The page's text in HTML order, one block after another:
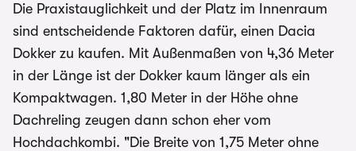
Die Praxistauglichkeit und der Platz im Innenraum
sind entscheidende Faktoren dafür, einen Dacia
Dokker zu kaufen. Mit Außenmaßen von 4,36 Meter
in der Länge ist der Dokker kaum länger als ein
Kompaktwagen. 1,80 Meter in der Höhe ohne
Dachreling zeugen dann schon eher vom
Hochdachkombi. "Die Breite von 1,75 Meter ohne